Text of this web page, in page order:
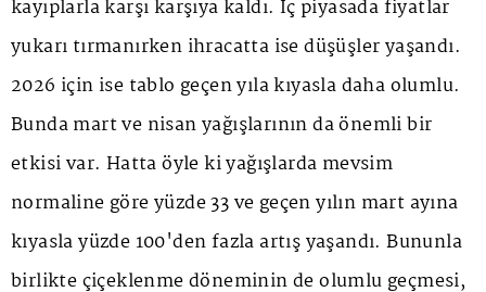
kayıplarla karşı karşıya kaldı. İç piyasada fiyatlar
yukarı tırmanırken ihracatta ise düşüşler yaşandı.
2026 için ise tablo geçen yıla kıyasla daha olumlu.
Bunda mart ve nisan yağışlarının da önemli bir
etkisi var. Hatta öyle ki yağışlarda mevsim
normaline göre yüzde 33 ve geçen yılın mart ayına
kıyasla yüzde 100'den fazla artış yaşandı. Bununla
birlikte çiçeklenme döneminin de olumlu geçmesi,